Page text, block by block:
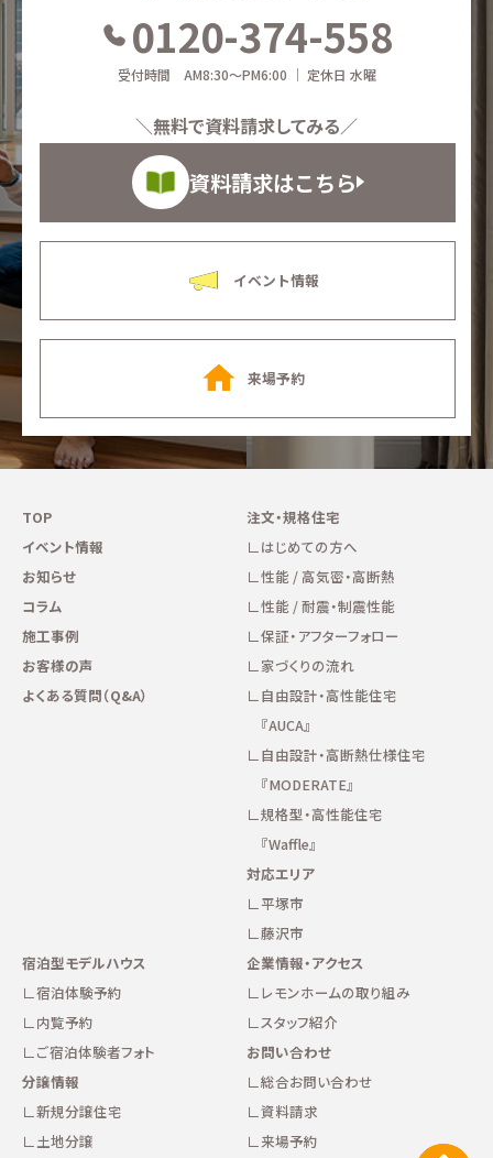
0120-374-558
受付時間 AM8:30～PM6:00 ｜ 定休日 水曜
＼無料で資料請求してみる／
資料請求はこちら
イベント情報
来場予約
TOP
イベント情報
お知らせ
コラム
施工事例
お客様の声
よくある質問（Q&A）
注文・規格住宅
はじめての方へ
性能 / 高気密・高断熱
性能 / 耐震・制震性能
保証・アフターフォロー
家づくりの流れ
自由設計・高性能住宅
『AUCA』
自由設計・高断熱仕様住宅
『MODERATE』
規格型・高性能住宅
『Waffle』
対応エリア
平塚市
藤沢市
宿泊型モデルハウス
宿泊体験予約
内覧予約
ご宿泊体験者フォト
分譲情報
新規分譲住宅
土地分譲
企業情報・アクセス
レモンホームの取り組み
スタッフ紹介
お問い合わせ
総合お問い合わせ
資料請求
来場予約